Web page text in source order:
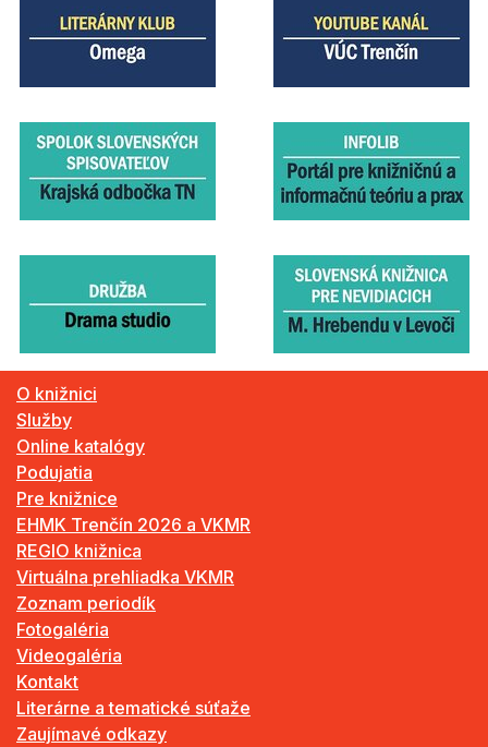
O knižnici
Služby
Online katalógy
Podujatia
Pre knižnice
EHMK Trenčín 2026 a VKMR
REGIO knižnica
Virtuálna prehliadka VKMR
Zoznam periodík
Fotogaléria
Videogaléria
Kontakt
Literárne a tematické súťaže
Zaujímavé odkazy